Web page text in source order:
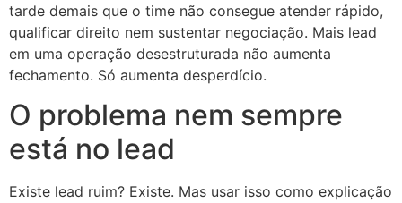
tarde demais que o time não consegue atender rápido,
qualificar direito nem sustentar negociação. Mais lead
em uma operação desestruturada não aumenta
fechamento. Só aumenta desperdício.
O problema nem sempre
está no lead
Existe lead ruim? Existe. Mas usar isso como explicação